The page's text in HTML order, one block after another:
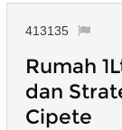
413135
Rumah
dan
Cipete